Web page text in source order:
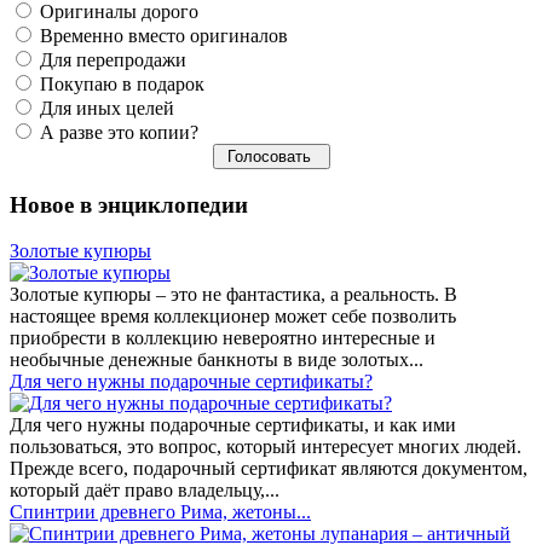
Оригиналы дорого
Временно вместо оригиналов
Для перепродажи
Покупаю в подарок
Для иных целей
А разве это копии?
Новое в энциклопедии
Золотые купюры
Золотые купюры – это не фантастика, а реальность. В
настоящее время коллекционер может себе позволить
приобрести в коллекцию невероятно интересные и
необычные денежные банкноты в виде золотых...
​Для чего нужны подарочные сертификаты?
Для чего нужны подарочные сертификаты, и как ими
пользоваться, это вопрос, который интересует многих людей.
Прежде всего, подарочный сертификат являются документом,
который даёт право владельцу,...
Спинтрии древнего Рима, жетоны...